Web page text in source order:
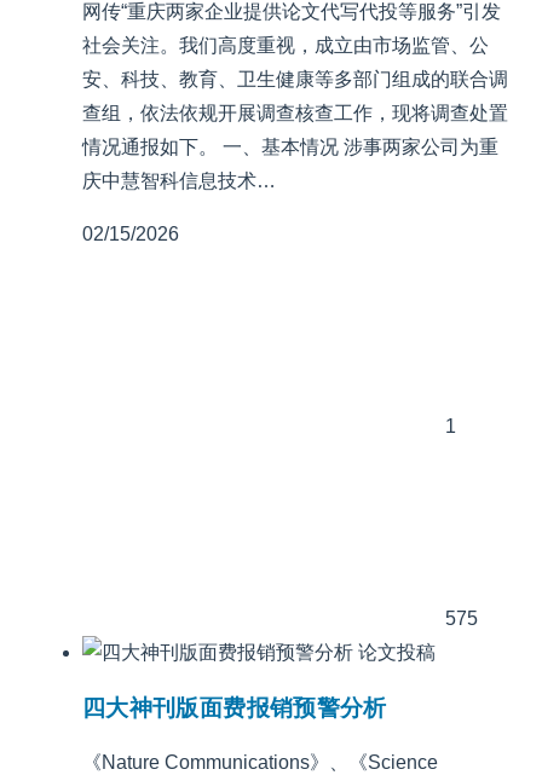
网传“重庆两家企业提供论文代写代投等服务”引发
社会关注。我们高度重视，成立由市场监管、公
安、科技、教育、卫生健康等多部门组成的联合调
查组，依法依规开展调查核查工作，现将调查处置
情况通报如下。 一、基本情况 涉事两家公司为重
庆中慧智科信息技术…
02/15/2026
1
575
论文投稿
四大神刊版面费报销预警分析
《Nature Communications》、《Science